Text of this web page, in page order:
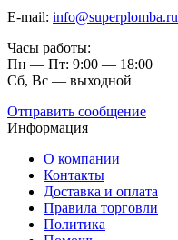
E-mail: info@superplomba.ru
Часы работы:
Пн — Пт: 9:00 — 18:00
Сб, Вc — выходной
Отправить сообщение
Информация
О компании
Контакты
Доставка и оплата
Правила торговли
Политика